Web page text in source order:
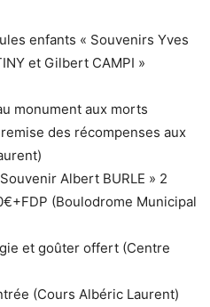
enfants « Souvenirs Yves
et Gilbert CAMPI »
monument aux morts
des récompenses aux
Albert BURLE » 2
(Boulodrome Municipal
et goûter offert (Centre
(Cours Albéric Laurent)